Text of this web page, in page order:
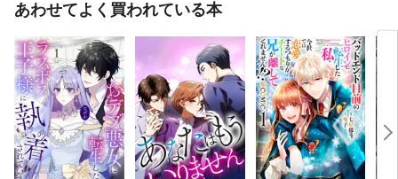
あわせてよく買われている本